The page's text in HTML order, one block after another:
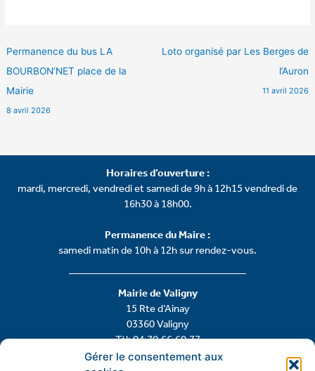
Gérer le consentement aux
Permanence du bus LA
BOURBON’NET place de la
Mairie
8 avril 2026
Loto organisé par Les Berges de
l’Auron
11 avril 2026
Mairie de Valigny
15 Rte d’Ainay
03360 Valigny
Tél: 04.70.66.60.77
Horaires d’ouverture :
mardi, mercredi, vendredi et samedi de 9h à 12h15 vendredi de
16h30 à 18h00.
Permanence du Maire :
samedi matin de 10h à 12h sur rendez-vous.